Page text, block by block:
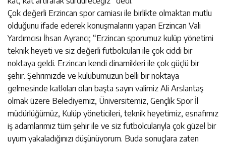
Çok değerli Erzincan spor camiası ile birlikte olmaktan mutlu
olduğunu ifade ederek konuşmalarını yapan Erzincan Vali
Yardımcısı İhsan Ayrancı; “Erzincan sporumuz kulüp yönetimi
teknik heyeti ve siz değerli futbolcuları ile çok ciddi bir
noktaya geldi. Erzincan kendi dinamikleri ile çok güçlü bir
şehir. Şehrimizde ve kulübümüzün belli bir noktaya
gelmesinde katkıları olan başta sayın valimiz Ali Arslantaş
olmak üzere Belediyemiz, Üniversitemiz, Gençlik Spor İl
müdürlüğümüz, Kulüp yöneticileri, teknik heyetimiz, esnafımız
iş adamlarımız tüm şehir ile ve siz futbolcularıyla çok güzel bir
uyum yakaladığınızı düşünüyorum. Buda sonuçlara zaten